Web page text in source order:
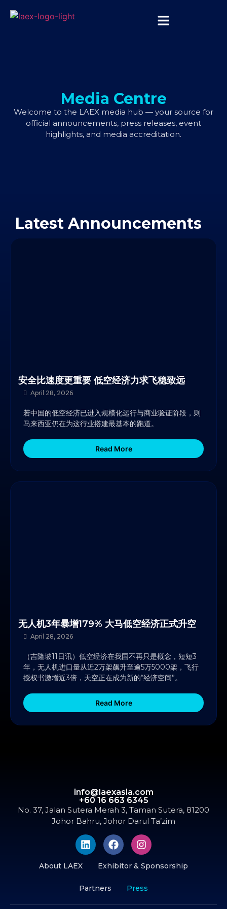
Media Centre
Welcome to the LAEX media hub — your source for
official announcements, press releases, event
highlights, and media accreditation.
Latest Announcements
安全比速度更重要 低空经济力求飞稳致远
April 28, 2026
若中国的低空经济已进入规模化运行与商业验证阶段，则
马来西亚仍在为这行业搭建最基本的跑道。
Read More
无人机3年暴增179% 大马低空经济正式升空
April 28, 2026
（吉隆坡11日讯）低空经济在我国不再只是概念，短短3
年，无人机进口量从近2万架飙升至逾5万5000架，飞行
授权书激增近3倍，天空正在成为新的“经济空间”。
Read More
info@laexasia.com
+60 16 663 6345
No. 37, Jalan Sutera Merah 3, Taman Sutera, 81200
Johor Bahru, Johor Darul Ta’zim
About LAEX Exhibitor & Sponsorship
Partners Press